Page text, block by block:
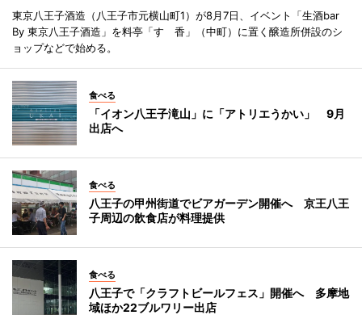
東京八王子酒造（八王子市元横山町1）が8月7日、イベント「生酒bar
By 東京八王子酒造」を料亭「すゞ香」（中町）に置く醸造所併設のシ
ョップなどで始める。
食べる
「イオン八王子滝山」に「アトリエうかい」 9月
出店へ
食べる
八王子の甲州街道でビアガーデン開催へ 京王八王
子周辺の飲食店が料理提供
食べる
八王子で「クラフトビールフェス」開催へ 多摩地
域ほか22ブルワリー出店